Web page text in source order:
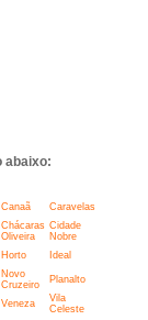
abaixo:
Canaã Caravelas
Chácaras
Oliveira
Cidade
Nobre
Horto Ideal
Novo
Cruzeiro
Planalto
Veneza
Vila
Celeste